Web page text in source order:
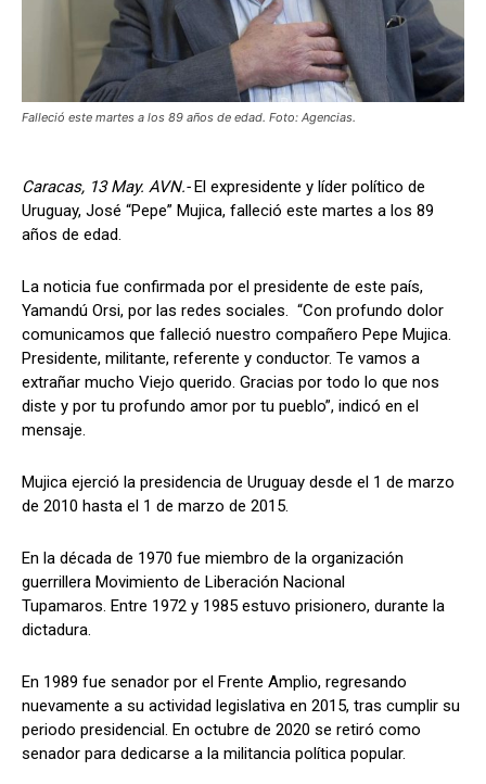
Falleció este martes a los 89 años de edad. Foto: Agencias.
Caracas, 13 May. AVN.-El expresidente y líder político de
Uruguay, José “Pepe” Mujica, falleció este martes a los 89
años de edad.
La noticia fue confirmada por el presidente de este país,
Yamandú Orsi, por las redes sociales. “Con profundo dolor
comunicamos que falleció nuestro compañero Pepe Mujica.
Presidente, militante, referente y conductor. Te vamos a
extrañar mucho Viejo querido. Gracias por todo lo que nos
diste y por tu profundo amor por tu pueblo”, indicó en el
mensaje.
Mujica ejerció la presidencia de Uruguay desde el 1 de marzo
de 2010 hasta el 1 de marzo de 2015.
En la década de 1970 fue miembro de la organización
guerrillera Movimiento de Liberación Nacional
Tupamaros. Entre 1972 y 1985 estuvo prisionero, durante la
dictadura.
En 1989 fue senador por el Frente Amplio, regresando
nuevamente a su actividad legislativa en 2015, tras cumplir su
periodo presidencial. En octubre de 2020 se retiró como
senador para dedicarse a la militancia política popular.